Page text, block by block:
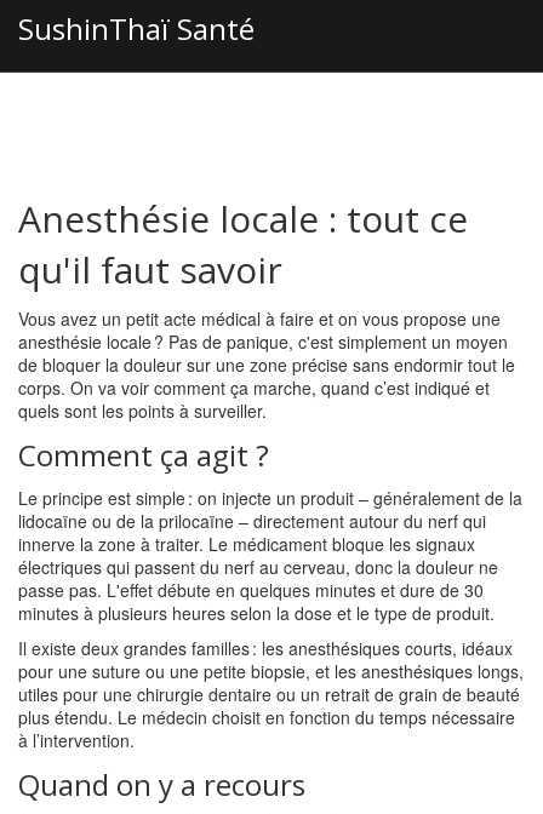
SushinThaï Santé
Anesthésie locale : tout ce
qu'il faut savoir
Vous avez un petit acte médical à faire et on vous propose une
anesthésie locale ? Pas de panique, c'est simplement un moyen
de bloquer la douleur sur une zone précise sans endormir tout le
corps. On va voir comment ça marche, quand c’est indiqué et
quels sont les points à surveiller.
Comment ça agit ?
Le principe est simple : on injecte un produit – généralement de la
lidocaïne ou de la prilocaïne – directement autour du nerf qui
innerve la zone à traiter. Le médicament bloque les signaux
électriques qui passent du nerf au cerveau, donc la douleur ne
passe pas. L'effet débute en quelques minutes et dure de 30
minutes à plusieurs heures selon la dose et le type de produit.
Il existe deux grandes familles : les anesthésiques courts, idéaux
pour une suture ou une petite biopsie, et les anesthésiques longs,
utiles pour une chirurgie dentaire ou un retrait de grain de beauté
plus étendu. Le médecin choisit en fonction du temps nécessaire
à l’intervention.
Quand on y a recours